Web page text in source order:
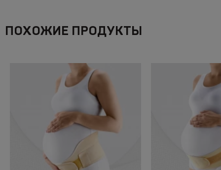
ПОХОЖИЕ ПРОДУКТЫ